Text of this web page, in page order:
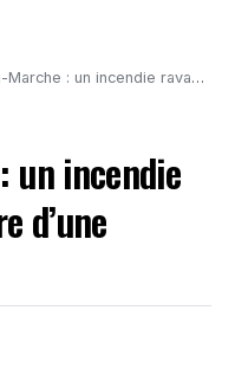
incendie ravage le laboratoire d’une boulangerie
un incendie
d’une